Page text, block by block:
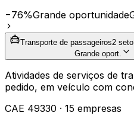
−76%Grande oportunidade
Transporte de passageiros2
Grande oport.
Atividades de serviços de
pedido, em veículo com
CAE 49330 · 15 empresas